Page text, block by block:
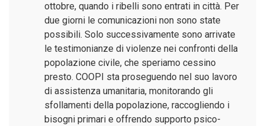
ottobre, quando i ribelli sono entrati in città. Per
due giorni le comunicazioni non sono state
possibili. Solo successivamente sono arrivate
le testimonianze di violenze nei confronti della
popolazione civile, che speriamo cessino
presto. COOPI sta proseguendo nel suo lavoro
di assistenza umanitaria, monitorando gli
sfollamenti della popolazione, raccogliendo i
bisogni primari e offrendo supporto psico-